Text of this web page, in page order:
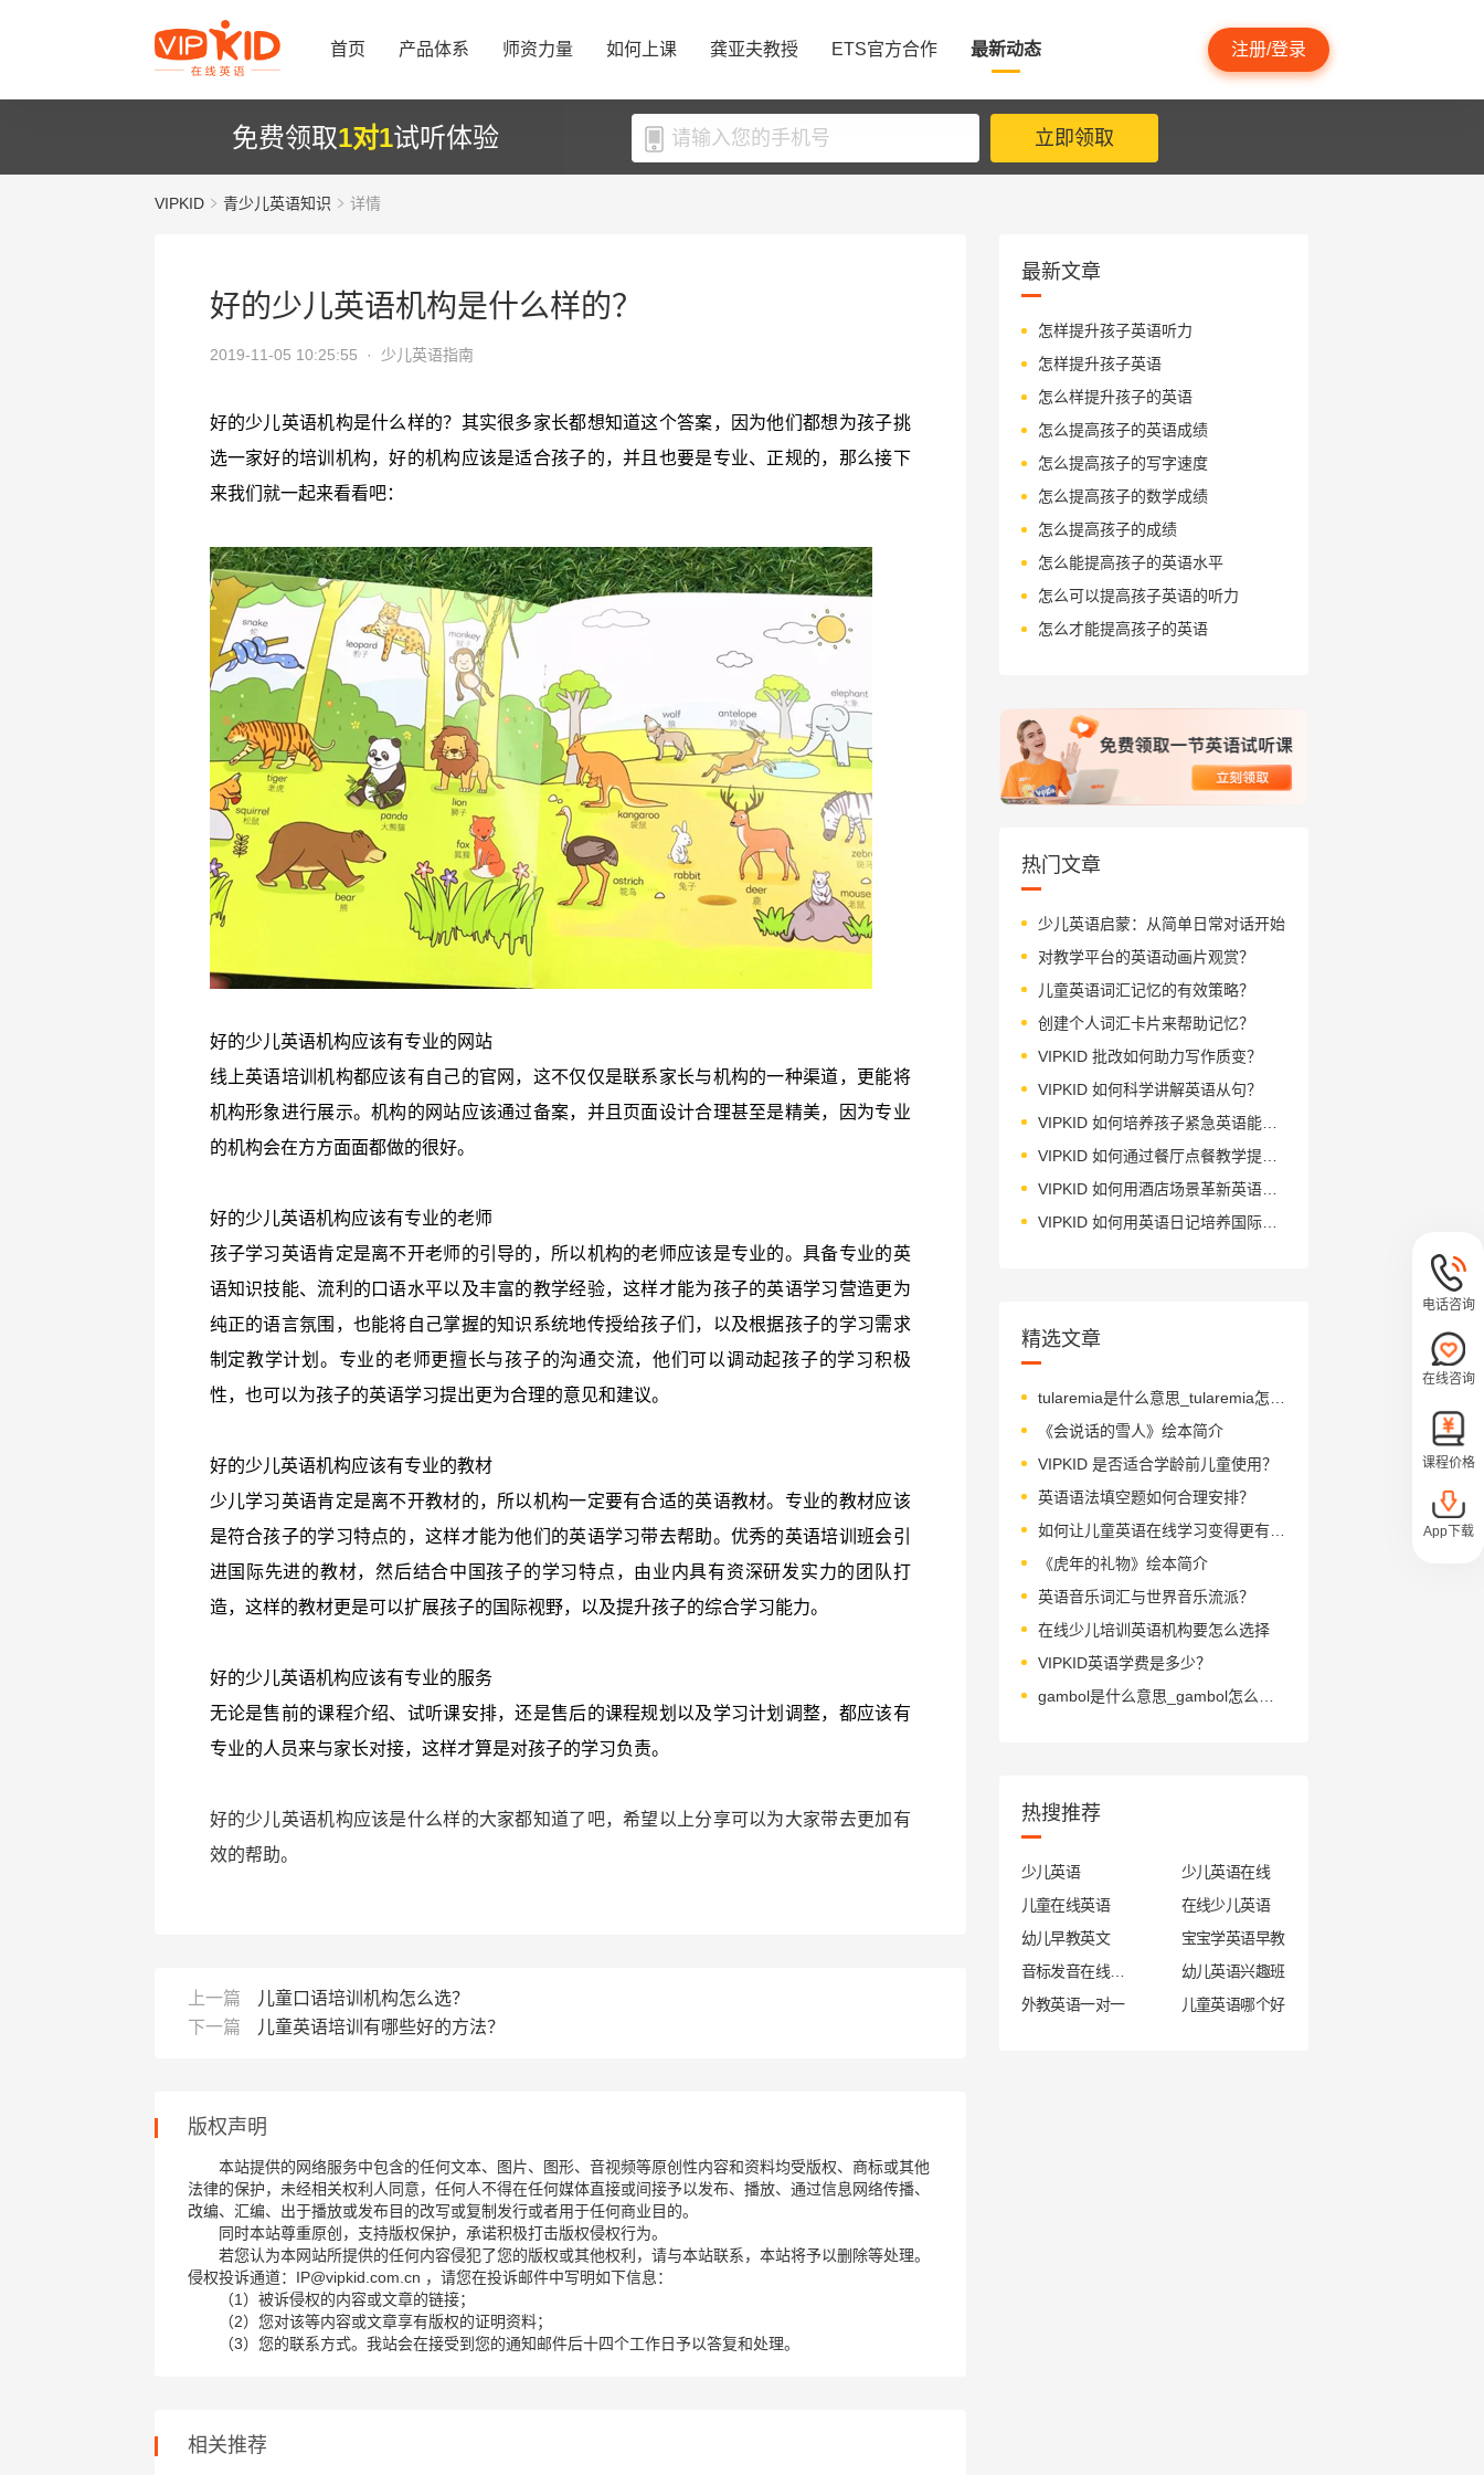
首页 产品体系 师资力量 如何上课 龚亚夫教授 ETS官方合作 最新动态 注册/登录
免费领取1对1试听体验 立即领取
VIPKID 青少儿英语知识 详情
好的少儿英语机构是什么样的？
2019-11-05 10:25:55 · 少儿英语指南
好的少儿英语机构是什么样的？其实很多家长都想知道这个答案，因为他们都想为孩子挑
选一家好的培训机构，好的机构应该是适合孩子的，并且也要是专业、正规的，那么接下
来我们就一起来看看吧：
好的少儿英语机构应该有专业的网站
线上英语培训机构都应该有自己的官网，这不仅仅是联系家长与机构的一种渠道，更能将
机构形象进行展示。机构的网站应该通过备案，并且页面设计合理甚至是精美，因为专业
的机构会在方方面面都做的很好。
好的少儿英语机构应该有专业的老师
孩子学习英语肯定是离不开老师的引导的，所以机构的老师应该是专业的。具备专业的英
语知识技能、流利的口语水平以及丰富的教学经验，这样才能为孩子的英语学习营造更为
纯正的语言氛围，也能将自己掌握的知识系统地传授给孩子们，以及根据孩子的学习需求
制定教学计划。专业的老师更擅长与孩子的沟通交流，他们可以调动起孩子的学习积极
性，也可以为孩子的英语学习提出更为合理的意见和建议。
好的少儿英语机构应该有专业的教材
少儿学习英语肯定是离不开教材的，所以机构一定要有合适的英语教材。专业的教材应该
是符合孩子的学习特点的，这样才能为他们的英语学习带去帮助。优秀的英语培训班会引
进国际先进的教材，然后结合中国孩子的学习特点，由业内具有资深研发实力的团队打
造，这样的教材更是可以扩展孩子的国际视野，以及提升孩子的综合学习能力。
好的少儿英语机构应该有专业的服务
无论是售前的课程介绍、试听课安排，还是售后的课程规划以及学习计划调整，都应该有
专业的人员来与家长对接，这样才算是对孩子的学习负责。
好的少儿英语机构应该是什么样的大家都知道了吧，希望以上分享可以为大家带去更加有
效的帮助。
上一篇
儿童口语培训机构怎么选？
下一篇
儿童英语培训有哪些好的方法？
版权声明
本站提供的网络服务中包含的任何文本、图片、图形、音视频等原创性内容和资料均受版权、商标或其他
法律的保护，未经相关权利人同意，任何人不得在任何媒体直接或间接予以发布、播放、通过信息网络传播、
改编、汇编、出于播放或发布目的改写或复制发行或者用于任何商业目的。
同时本站尊重原创，支持版权保护，承诺积极打击版权侵权行为。
若您认为本网站所提供的任何内容侵犯了您的版权或其他权利，请与本站联系，本站将予以删除等处理。
侵权投诉通道：IP@vipkid.com.cn ，请您在投诉邮件中写明如下信息：
（1）被诉侵权的内容或文章的链接；
（2）您对该等内容或文章享有版权的证明资料；
（3）您的联系方式。我站会在接受到您的通知邮件后十四个工作日予以答复和处理。
相关推荐
最新文章
怎样提升孩子英语听力
怎样提升孩子英语
怎么样提升孩子的英语
怎么提高孩子的英语成绩
怎么提高孩子的写字速度
怎么提高孩子的数学成绩
怎么提高孩子的成绩
怎么能提高孩子的英语水平
怎么可以提高孩子英语的听力
怎么才能提高孩子的英语
热门文章
少儿英语启蒙：从简单日常对话开始
对教学平台的英语动画片观赏？
儿童英语词汇记忆的有效策略？
创建个人词汇卡片来帮助记忆？
VIPKID 批改如何助力写作质变？
VIPKID 如何科学讲解英语从句？
VIPKID 如何培养孩子紧急英语能力？
VIPKID 如何通过餐厅点餐教学提升少儿英语应用能力？
VIPKID 如何用酒店场景革新英语教学？
VIPKID 如何用英语日记培养国际化人才？
精选文章
《会说话的雪人》绘本简介
VIPKID 是否适合学龄前儿童使用？
英语语法填空题如何合理安排？
如何让儿童英语在线学习变得更有趣味
《虎年的礼物》绘本简介
英语音乐词汇与世界音乐流派？
在线少儿培训英语机构要怎么选择
VIPKID英语学费是多少？
热搜推荐
少儿英语
少儿英语在线
儿童在线英语
在线少儿英语
幼儿早教英文
宝宝学英语早教
幼儿英语兴趣班
外教英语一对一
儿童英语哪个好
电话咨询
在线咨询
课程价格
App下载